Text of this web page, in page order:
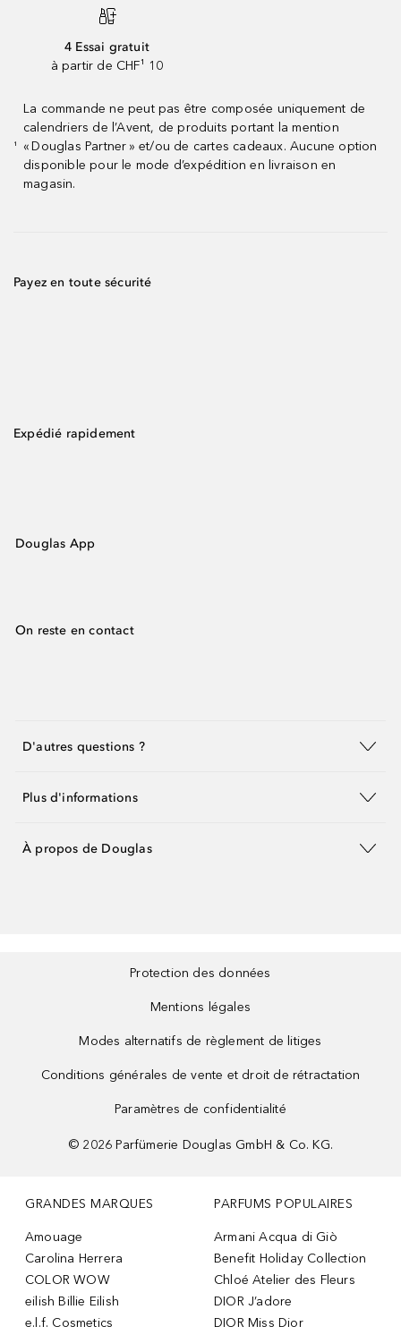
4 Essai gratuit
à partir de CHF¹ 10
¹
La commande ne peut pas être composée uniquement de
calendriers de l’Avent, de produits portant la mention
« Douglas Partner » et/ou de cartes cadeaux. Aucune option
disponible pour le mode d’expédition en livraison en
magasin.
Payez en toute sécurité
Expédié rapidement
Douglas App
On reste en contact
D'autres questions ?
Plus d'informations
À propos de Douglas
Protection des données
Mentions légales
Modes alternatifs de règlement de litiges
Conditions générales de vente et droit de rétractation
Paramètres de confidentialité
© 2026 Parfümerie Douglas GmbH & Co. KG.
GRANDES MARQUES
Amouage
Carolina Herrera
COLOR WOW
eilish Billie Eilish
e.l.f. Cosmetics
PARFUMS POPULAIRES
Armani Acqua di Giò
Benefit Holiday Collection
Chloé Atelier des Fleurs
DIOR J’adore
DIOR Miss Dior